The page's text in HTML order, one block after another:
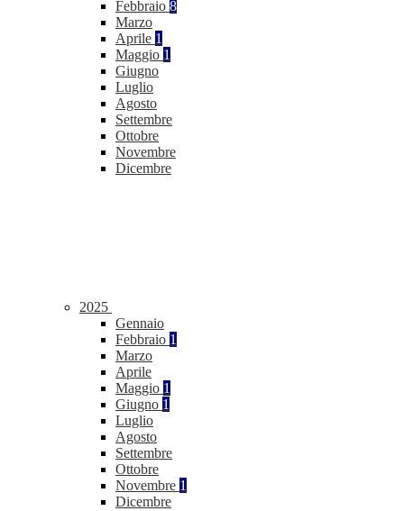
Febbraio 8
Marzo
Aprile 1
Maggio 1
Giugno
Luglio
Agosto
Settembre
Ottobre
Novembre
Dicembre
2025
Gennaio
Febbraio 1
Marzo
Aprile
Maggio 1
Giugno 1
Luglio
Agosto
Settembre
Ottobre
Novembre 1
Dicembre